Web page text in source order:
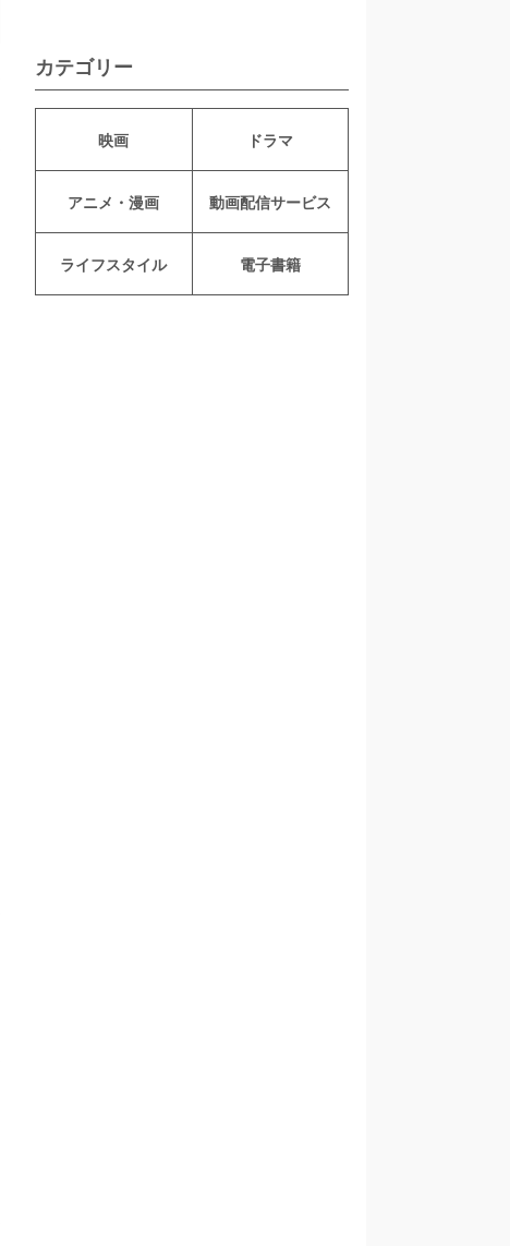
カテゴリー
映画 ドラマ
アニメ・漫画 動画配信サービス
ライフスタイル 電子書籍